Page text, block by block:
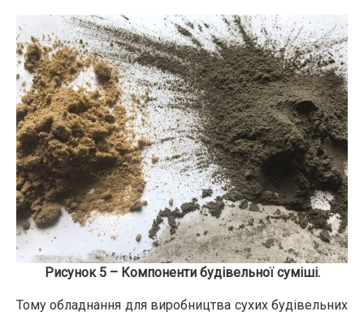
Рисунок 5 – Компоненти будівельної суміші.
Тому обладнання для виробництва сухих будівельних